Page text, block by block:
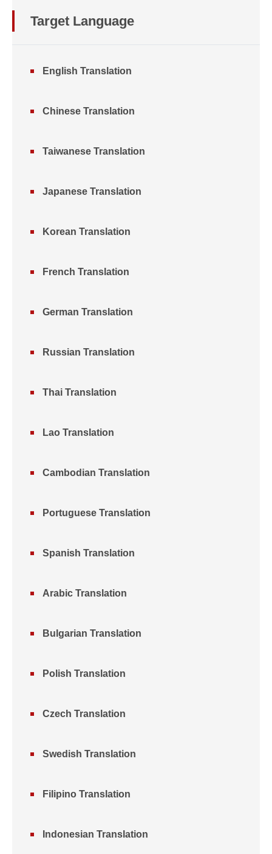
Target Language
English Translation
Chinese Translation
Taiwanese Translation
Japanese Translation
Korean Translation
French Translation
German Translation
Russian Translation
Thai Translation
Lao Translation
Cambodian Translation
Portuguese Translation
Spanish Translation
Arabic Translation
Bulgarian Translation
Polish Translation
Czech Translation
Swedish Translation
Filipino Translation
Indonesian Translation